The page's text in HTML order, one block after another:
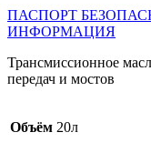
ПАСПОРТ
ИНФОРМАЦИЯ
Трансмиссионное
передач и мостов
Объём 20л